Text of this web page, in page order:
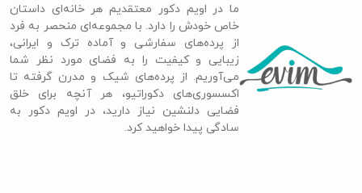
ما در اویم دکور معتقدیم هر خانه‌ای داستان
خاص خودش را دارد. با مجموعه‌ای منحصر به فرد
از پرده‌های سفارشی و آماده ترک و ایرانی،
زیبایی و کیفیت را به فضای مورد نظر شما
می‌آوریم. از پرده‌های شیک و مدرن گرفته تا
اکسسوری‌های دکوراتیو، هر آنچه برای خلق
فضایی دلنشین نیاز دارید، در اویم دکور به
سادگی پیدا خواهید کرد.